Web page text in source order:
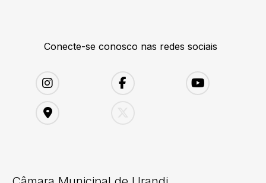
Conecte-se conosco nas redes sociais